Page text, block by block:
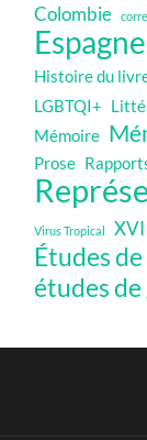
Colombie
Espagne
Histoire du
LGBTQI+
Mémoire
Prose
Virus Tropical XVI
Études
études de